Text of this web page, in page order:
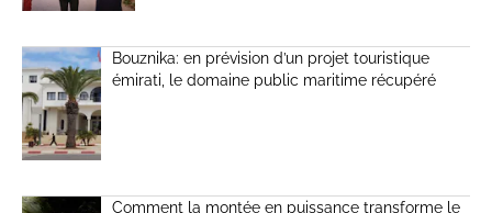
Bouznika: en prévision d’un projet touristique
émirati, le domaine public maritime récupéré
Comment la montée en puissance transforme le